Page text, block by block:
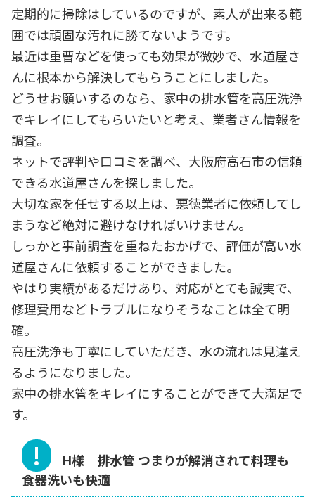
定期的に掃除はしているのですが、素人が出来る範
囲では頑固な汚れに勝てないようです。
最近は重曹などを使っても効果が微妙で、水道屋さ
んに根本から解決してもらうことにしました。
どうせお願いするのなら、家中の排水管を高圧洗浄
でキレイにしてもらいたいと考え、業者さん情報を
調査。
ネットで評判や口コミを調べ、大阪府高石市の信頼
できる水道屋さんを探しました。
大切な家を任せする以上は、悪徳業者に依頼してし
まうなど絶対に避けなければいけません。
しっかと事前調査を重ねたおかげで、評価が高い水
道屋さんに依頼することができました。
やはり実績があるだけあり、対応がとても誠実で、
修理費用などトラブルになりそうなことは全て明
確。
高圧洗浄も丁寧にしていただき、水の流れは見違え
るようになりました。
家中の排水管をキレイにすることができて大満足で
す。
H様 排水管 つまりが解消されて料理も
食器洗いも快適